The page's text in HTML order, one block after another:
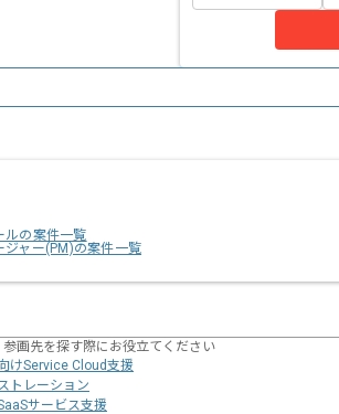
ルの案件一覧
ジャー(PM)の案件一覧
画先を探す際にお役立てください
けService Cloud支援
トレーション
サービス支援